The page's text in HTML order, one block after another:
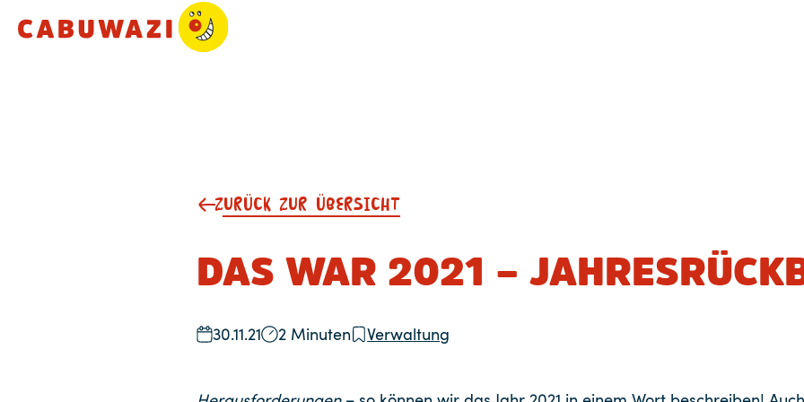
ZURÜCK ZUR ÜBERSICHT
DAS WAR 2021 –
30.11.21 2 Minuten Verwaltung